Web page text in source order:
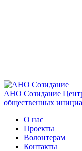
АНО Созидание
общественных
О нас
Проекты
Волонтерам
Контакты